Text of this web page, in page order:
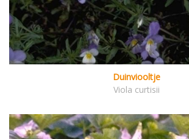
Duinviooltje
Viola curtisii